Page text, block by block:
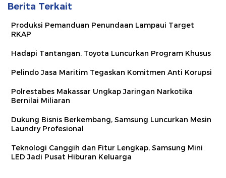
Berita Terkait
Produksi Pemanduan Penundaan Lampaui Target
RKAP
Hadapi Tantangan, Toyota Luncurkan Program Khusus
Pelindo Jasa Maritim Tegaskan Komitmen Anti Korupsi
Polrestabes Makassar Ungkap Jaringan Narkotika
Bernilai Miliaran
Dukung Bisnis Berkembang, Samsung Luncurkan Mesin
Laundry Profesional
Teknologi Canggih dan Fitur Lengkap, Samsung Mini
LED Jadi Pusat Hiburan Keluarga